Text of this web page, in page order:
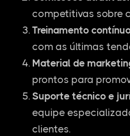
competitivas sobre
Treinamento
com as últimas
Material de
prontos para
Suporte técnico e
equipe
clientes.